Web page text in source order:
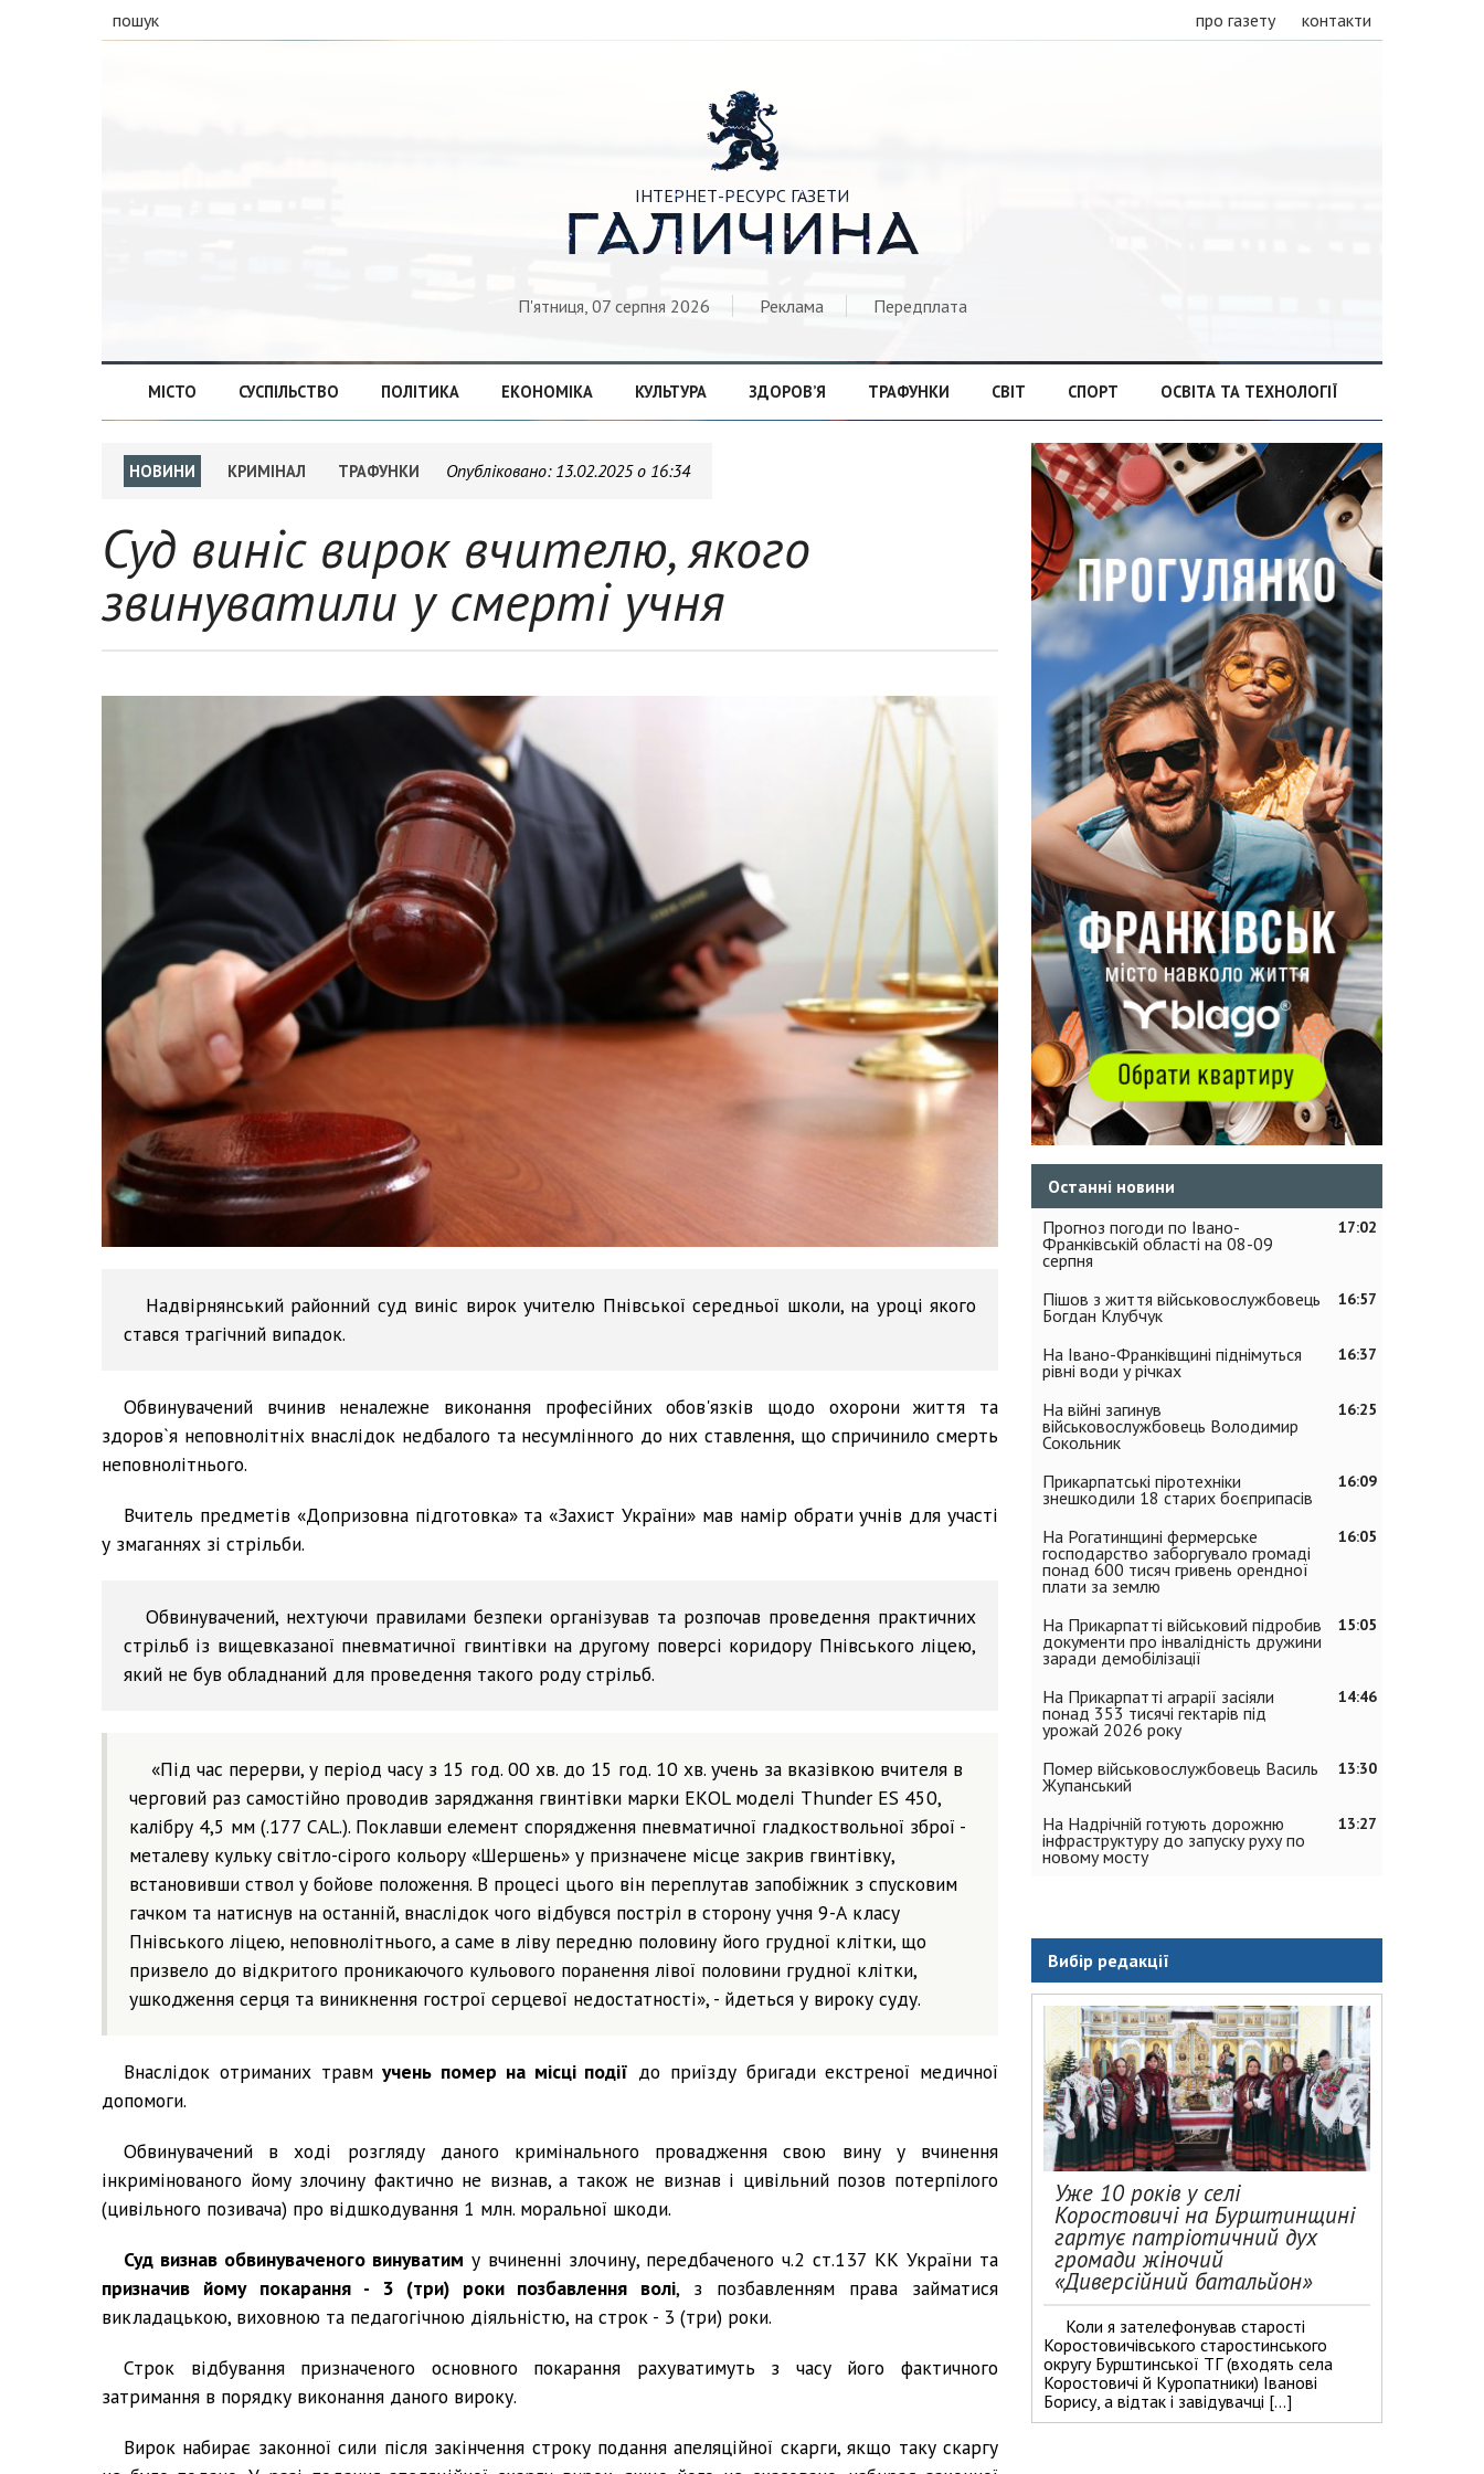
пошук про газету контакти

ІНТЕРНЕТ-РЕСУРС ГАЗЕТИ
ГАЛИЧИНА
П'ятниця, 07 серпня 2026 Реклама Передплата
МІСТО СУСПІЛЬСТВО ПОЛІТИКА ЕКОНОМІКА КУЛЬТУРА ЗДОРОВ’Я ТРАФУНКИ СВІТ СПОРТ ОСВІТА ТА ТЕХНОЛОГІЇ
НОВИНИ КРИМІНАЛ ТРАФУНКИ Опубліковано: 13.02.2025 о 16:34
Суд виніс вирок вчителю, якого
звинуватили у смерті учня
Надвірнянський районний суд виніс вирок учителю Пнівської середньої школи, на уроці якого
стався трагічний випадок.
Обвинувачений вчинив неналежне виконання професійних обов'язків щодо охорони життя та
здоров`я неповнолітніх внаслідок недбалого та несумлінного до них ставлення, що спричинило смерть
неповнолітнього.
Вчитель предметів «Допризовна підготовка» та «Захист України» мав намір обрати учнів для участі
у змаганнях зі стрільби.
Обвинувачений, нехтуючи правилами безпеки організував та розпочав проведення практичних
стрільб із вищевказаної пневматичної гвинтівки на другому поверсі коридору Пнівського ліцею,
який не був обладнаний для проведення такого роду стрільб.
«Під час перерви, у період часу з 15 год. 00 хв. до 15 год. 10 хв. учень за вказівкою вчителя в
черговий раз самостійно проводив заряджання гвинтівки марки ЕКОL моделі Thunder ЕS 450,
калібру 4,5 мм (.177 САL.). Поклавши елемент спорядження пневматичної гладкоствольної зброї -
металеву кульку світло-сірого кольору «Шершень» у призначене місце закрив гвинтівку,
встановивши ствол у бойове положення. В процесі цього він переплутав запобіжник з спусковим
гачком та натиснув на останній, внаслідок чого відбувся постріл в сторону учня 9-А класу
Пнівського ліцею, неповнолітнього, а саме в ліву передню половину його грудної клітки, що
призвело до відкритого проникаючого кульового поранення лівої половини грудної клітки,
ушкодження серця та виникнення гострої серцевої недостатності», - йдеться у вироку суду.
Внаслідок отриманих травмучень помер на місці події до приїзду бригади екстреної медичної
допомоги.
Обвинувачений в ході розгляду даного кримінального провадження свою вину у вчинення
інкримінованого йому злочину фактично не визнав, а також не визнав і цивільний позов потерпілого
(цивільного позивача) про відшкодування 1 млн. моральної шкоди.
Суд визнав обвинуваченого винуватим у вчиненні злочину, передбаченого ч.2 ст.137 КК України та
призначив йому покарання - 3 (три) роки позбавлення волі, з позбавленням права займатися
викладацькою, виховною та педагогічною діяльністю, на строк - 3 (три) роки.
Строк відбування призначеного основного покарання рахуватимуть з часу його фактичного
затримання в порядку виконання даного вироку.
Вирок набирає законної сили після закінчення строку подання апеляційної скарги, якщо таку скаргу
Останні новини
17:02
Прогноз погоди по Івано-
Франківській області на 08-09
серпня
16:57
Пішов з життя військовослужбовець
Богдан Клубчук
16:37
На Івано-Франківщині піднімуться
рівні води у річках
16:25
На війні загинув
військовослужбовець Володимир
Сокольник
16:09
Прикарпатські піротехніки
знешкодили 18 старих боєприпасів
16:05
На Рогатинщині фермерське
господарство заборгувало громаді
понад 600 тисяч гривень орендної
плати за землю
15:05
На Прикарпатті військовий підробив
документи про інвалідність дружини
заради демобілізації
14:46
На Прикарпатті аграрії засіяли
понад 353 тисячі гектарів під
урожай 2026 року
13:30
Помер військовослужбовець Василь
Жупанський
13:27
На Надрічній готують дорожню
інфраструктуру до запуску руху по
новому мосту
Вибір редакції
Уже 10 років у селі
Коростовичі на Бурштинщині
гартує патріотичний дух
громади жіночий
«Диверсійний батальйон»
Коли я зателефонував старості
Коростовичівського старостинського
округу Бурштинської ТГ (входять села
Коростовичі й Куропатники) Іванові
Борису, а відтак і завідувачці […]